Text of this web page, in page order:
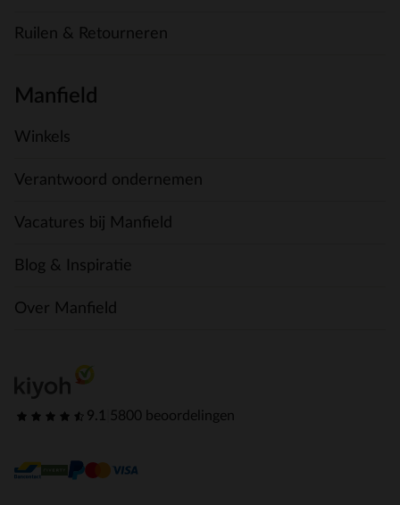
Ruilen & Retourneren
Manfield
Winkels
Verantwoord ondernemen
Vacatures bij Manfield
Blog & Inspiratie
Over Manfield
9.1 5800 beoordelingen